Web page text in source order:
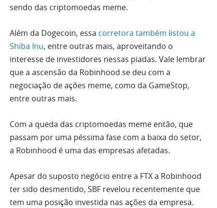
sendo das criptomoedas meme.
Além da Dogecoin, essa corretora também listou a
Shiba Inu, entre outras mais, aproveitando o
interesse de investidores nessas piadas. Vale lembrar
que a ascensão da Robinhood se deu com a
negociação de ações meme, como da GameStop,
entre outras mais.
Com a queda das criptomoedas meme então, que
passam por uma péssima fase com a baixa do setor,
a Robinhood é uma das empresas afetadas.
Apesar do suposto negócio entre a FTX a Robinhood
ter sido desmentido, SBF revelou recentemente que
tem uma posição investida nas ações da empresa.